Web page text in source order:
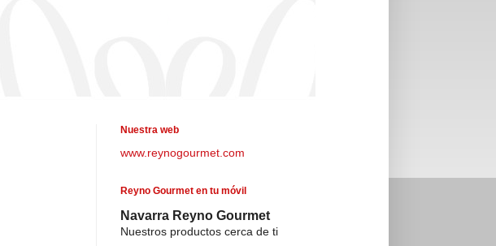
Nuestra web
www.reynogourmet.com
Reyno Gourmet en tu móvil
Navarra Reyno Gourmet
Nuestros productos cerca de ti